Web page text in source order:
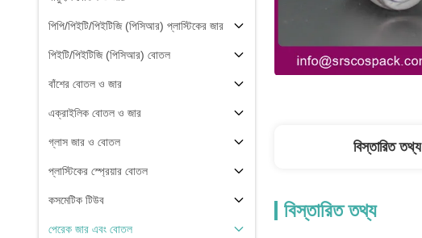
পিপি/পিইটি/পিইটিজি (পিসিআর) প্লাস্টিকের জার
পিইটি/পিইটিজি (পিসিআর) বোতল
বাঁশের বোতল ও জার
এক্রাইলিক বোতল ও জার
গ্লাস জার ও বোতল
প্লাস্টিকের স্প্রেয়ার বোতল
কসমেটিক টিউব
পেরেক জার এবং বোতল
বিস্তারিত তথ্য
বিস্তারিত তথ্য